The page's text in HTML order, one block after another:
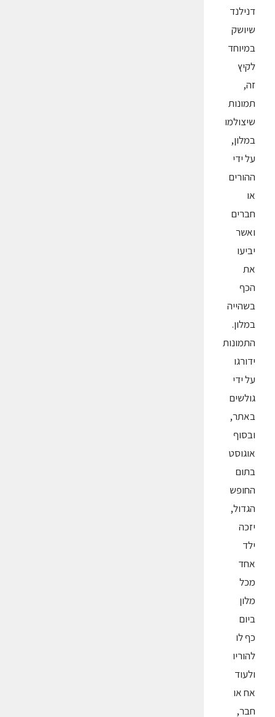
דנילנד
שיושק
במיוחד
לקיץ
זה,
תמונות
שיצולמו
במלון,
על ידי
ההורים
או
חברים
ואשר
יביעו
את
הכף
בשהייה
במלון.
התמונות
ידורגו
על ידי
גולשים
באתר,
ובסוף
אוגוסט
בתום
החופש
הגדול,
יזכה
ילד
אחד
מכל
מלון
ביום
כף לו
להוריו
ולעוד
אח או
חבר,